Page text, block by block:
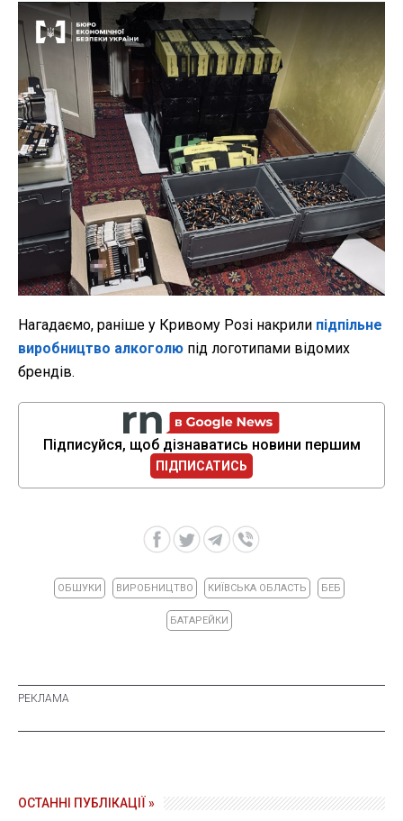
Нагадаємо, раніше у Кривому Розі накрили підпільне
виробництво алкоголю під логотипами відомих
брендів.
Підписуйся, щоб дізнаватись новини першим
ПІДПИСАТИСЬ
ОБШУКИ ВИРОБНИЦТВО КИЇВСЬКА ОБЛАСТЬ БЕБ
БАТАРЕЙКИ
ОСТАННІ ПУБЛІКАЦІЇ »